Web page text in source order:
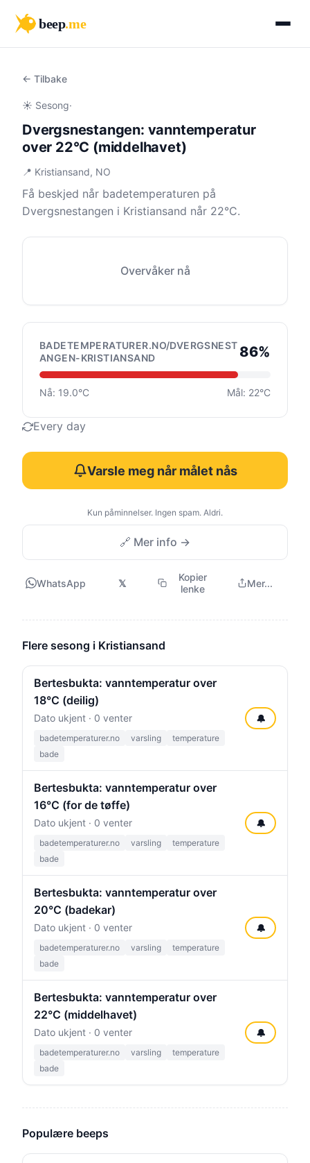
beep.me
← Tilbake
☀️ Sesong·
Dvergsnestangen: vanntemperatur
over 22°C (middelhavet)
📍 Kristiansand, NO
Få beskjed når badetemperaturen på
Dvergsnestangen i Kristiansand når 22°C.
Overvåker nå
BADETEMPERATURER.NO/DVERGSNEST
ANGEN-KRISTIANSAND
86%
Nå: 19.0°C Mål: 22°C
Every day
Varsle meg når målet nås
Kun påminnelser. Ingen spam. Aldri.
🔗 Mer info →
WhatsApp 𝕏
Kopier
lenke
Mer...
Flere sesong i Kristiansand
Bertesbukta: vanntemperatur over
18°C (deilig)
Dato ukjent · 0 venter
badetemperaturer.no varsling
temperature
bade
🔔
Bertesbukta: vanntemperatur over
16°C (for de tøffe)
Dato ukjent · 0 venter
badetemperaturer.no varsling
temperature
bade
🔔
Bertesbukta: vanntemperatur over
20°C (badekar)
Dato ukjent · 0 venter
badetemperaturer.no varsling
temperature
bade
🔔
Bertesbukta: vanntemperatur over
22°C (middelhavet)
Dato ukjent · 0 venter
badetemperaturer.no varsling
temperature
bade
🔔
Populære beeps